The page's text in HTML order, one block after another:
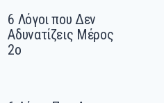
6 Λόγοι που Δεν
Αδυνατίζεις Μέρος
2ο